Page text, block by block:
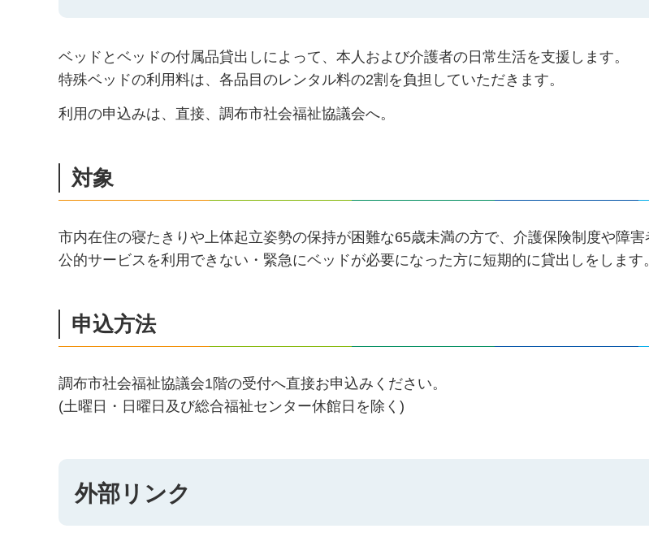
ベッドとベッドの付属品貸出しによって、本人および介護者の日常生活を支援します。
特殊ベッドの利用料は、各品目のレンタル料の2割を負担していただきます。
利用の申込みは、直接、調布市社会福祉協議会へ。
対象
市内在住の寝たきりや上体起立姿勢の保持が困難な65歳未満の方で、介護保険制度や障
公的サービスを利用できない・緊急にベッドが必要になった方に短期的に貸出しをします。
申込方法
調布市社会福祉協議会1階の受付へ直接お申込みください。
(土曜日・日曜日及び総合福祉センター休館日を除く)
外部リンク